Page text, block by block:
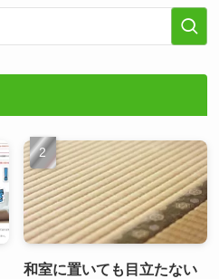
和室に置いても目立たない